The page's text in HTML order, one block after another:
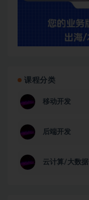
课程分类
移动开发
后端开发
云计算/大数据